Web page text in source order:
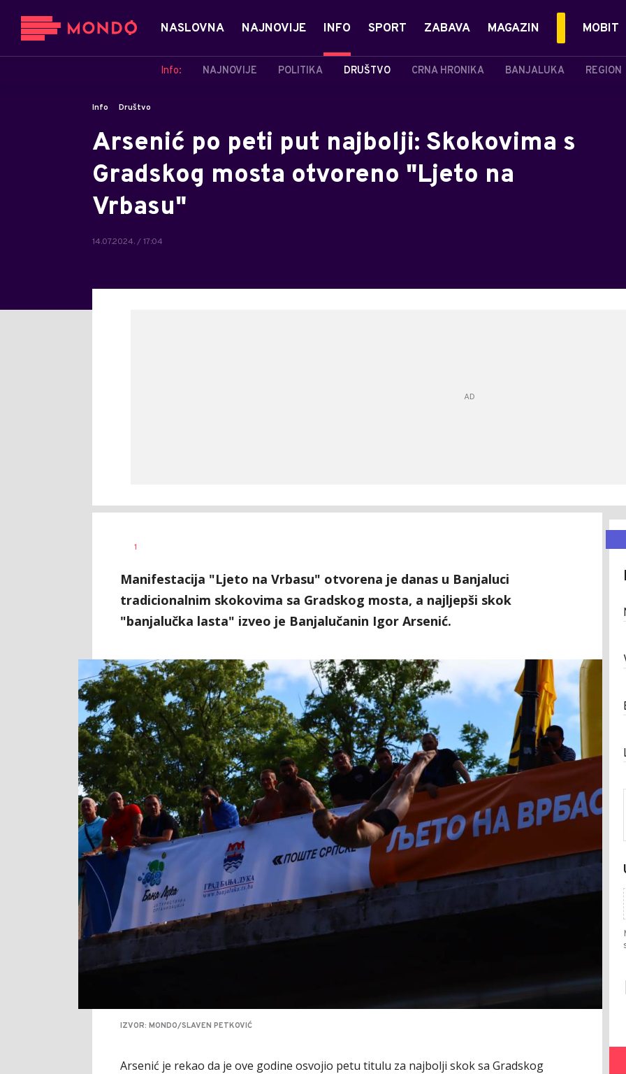
NASLOVNA NAJNOVIJE INFO
Info: NAJNOVIJE POLITIKA DRUŠTVO CRNA HRONIKA BANJALUKA REGION
SPORT ZABAVA MAGAZIN MOBIT
Info Društvo
Arsenić po peti put najbolji: Skokovima s
Gradskog mosta otvoreno "Ljeto na
Vrbasu"
14.07.2024. / 17:04
AUTOR
1
Manifestacija "Ljeto na Vrbasu" otvorena je danas u Banjaluci
tradicionalnim skokovima sa Gradskog mosta, a najljepši skok
"banjalučka lasta" izveo je Banjalučanin Igor Arsenić.
IZVOR: MONDO/SLAVEN PETKOVIĆ
Arsenić je rekao da je ove godine osvojio petu titulu za najbolji skok sa Gradskog